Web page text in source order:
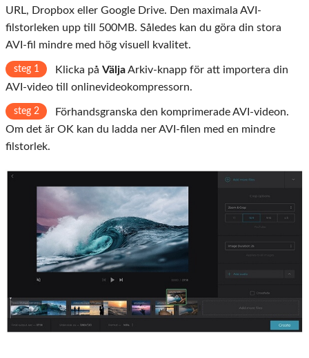
URL, Dropbox eller Google Drive. Den maximala AVI-
filstorleken upp till 500MB. Således kan du göra din stora
AVI-fil mindre med hög visuell kvalitet.
steg 1 Klicka på VäljaArkiv-knapp för att importera din
AVI-video till onlinevideokompressorn.
steg 2
Förhandsgranska den komprimerade AVI-videon.
Om det är OK kan du ladda ner AVI-filen med en mindre
filstorlek.